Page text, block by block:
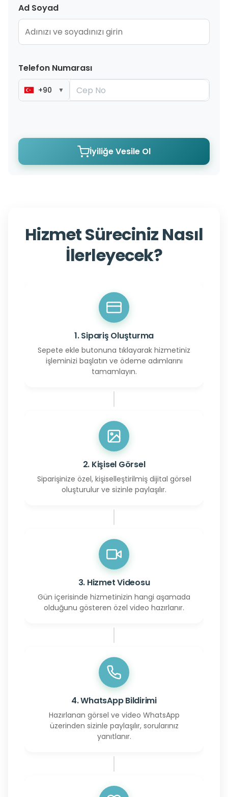
Ad Soyad
Telefon Numarası
+90 ▼
İyiliğe Vesile Ol
Hizmet Süreciniz Nasıl
İlerleyecek?
1. Sipariş Oluşturma
Sepete ekle butonuna tıklayarak hizmetiniz
işleminizi başlatın ve ödeme adımlarını
tamamlayın.
2. Kişisel Görsel
Siparişinize özel, kişiselleştirilmiş dijital görsel
oluşturulur ve sizinle paylaşılır.
3. Hizmet Videosu
Gün içerisinde hizmetinizin hangi aşamada
olduğunu gösteren özel video hazırlanır.
4. WhatsApp Bildirimi
Hazırlanan görsel ve video WhatsApp
üzerinden sizinle paylaşılır, sorularınız
yanıtlanır.